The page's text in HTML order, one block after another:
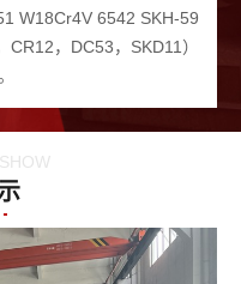
W18Cr4V 6542 SKH-59
，DC53，SKD11）